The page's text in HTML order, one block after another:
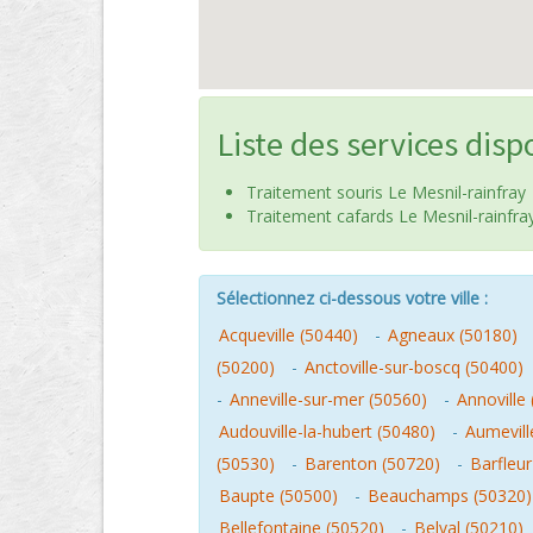
Liste des services
Traitement souris Le Mesnil-rainfray
Traitement cafards Le Mesnil-
Sélectionnez ci-dessous votre ville :
Acqueville (50440)
- Agneaux (50180)
(50200)
- Anctoville-sur-boscq (50400)
- Anneville-sur-mer (50560) - Annoville
Audouville-la-hubert (50480)
-
(50530)
- Barenton (50720) -
Baupte (50500)
- Beauchamps (50320)
Bellefontaine (50520)
- Belval (50210)